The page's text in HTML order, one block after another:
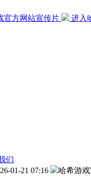
官方网站宣传片 进入
们
01-21 07:16
哈希游